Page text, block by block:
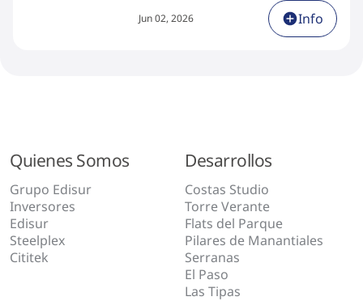
Jun 02, 2026 Info
Quienes Somos
Grupo Edisur
Inversores
Edisur
Steelplex
Cititek
Desarrollos
Costas Studio
Torre Verante
Flats del Parque
Pilares de Manantiales
Serranas
El Paso
Las Tipas